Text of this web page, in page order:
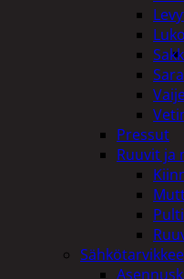
Pressut
Ruuvit ja